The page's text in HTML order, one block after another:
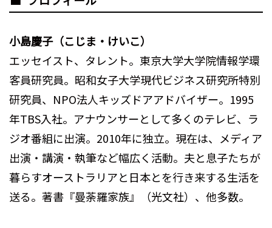
小島慶子（こじま・けいこ）
エッセイスト、タレント。東京大学大学院情報学環
客員研究員。昭和女子大学現代ビジネス研究所特別
研究員、NPO法人キッズドアアドバイザー。1995
年TBS入社。アナウンサーとして多くのテレビ、ラ
ジオ番組に出演。2010年に独立。現在は、メディア
出演・講演・執筆など幅広く活動。夫と息子たちが
暮らすオーストラリアと日本とを行き来する生活を
送る。著書『曼荼羅家族』（光文社）、他多数。